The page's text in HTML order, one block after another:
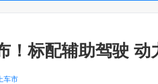
！标配辅助驾驶 动
车市